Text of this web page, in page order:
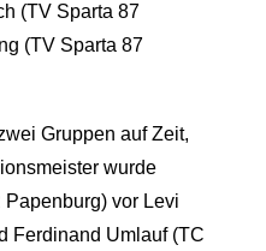
(TV Sparta 87
(TV Sparta 87
Gruppen auf Zeit,
wurde
vor Levi
Ferdinand Umlauf (TC